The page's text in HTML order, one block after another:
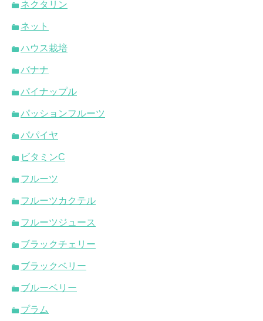
ネクタリン
ネット
ハウス栽培
バナナ
パイナップル
パッションフルーツ
パパイヤ
ビタミンC
フルーツ
フルーツカクテル
フルーツジュース
ブラックチェリー
ブラックベリー
ブルーベリー
プラム